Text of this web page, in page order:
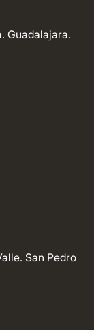
Guadalajara.
San Pedro